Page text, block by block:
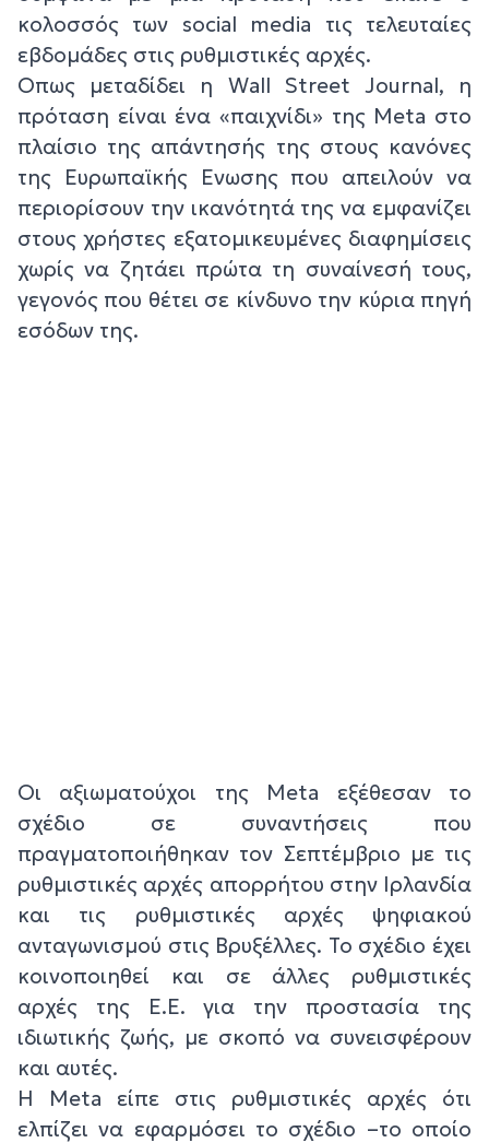
κολοσσός των social media τις τελευταίες
εβδομάδες στις ρυθμιστικές αρχές.
Οπως μεταδίδει η Wall Street Journal, η
πρόταση είναι ένα «παιχνίδι» της Meta στο
πλαίσιο της απάντησής της στους κανόνες
της Ευρωπαϊκής Ενωσης που απειλούν να
περιορίσουν την ικανότητά της να εμφανίζει
στους χρήστες εξατομικευμένες διαφημίσεις
χωρίς να ζητάει πρώτα τη συναίνεσή τους,
γεγονός που θέτει σε κίνδυνο την κύρια πηγή
εσόδων της.
Οι αξιωματούχοι της Meta εξέθεσαν το
σχέδιο σε συναντήσεις που
πραγματοποιήθηκαν τον Σεπτέμβριο με τις
ρυθμιστικές αρχές απορρήτου στην Ιρλανδία
και τις ρυθμιστικές αρχές ψηφιακού
ανταγωνισμού στις Βρυξέλλες. Το σχέδιο έχει
κοινοποιηθεί και σε άλλες ρυθμιστικές
αρχές της Ε.Ε. για την προστασία της
ιδιωτικής ζωής, με σκοπό να συνεισφέρουν
και αυτές.
Η Meta είπε στις ρυθμιστικές αρχές ότι
ελπίζει να εφαρμόσει το σχέδιο –το οποίο